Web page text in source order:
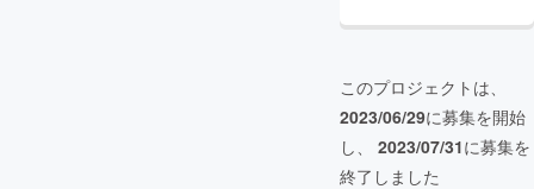
このプロジェクトは、
2023/06/29に募集を開始
し、 2023/07/31に募集を
終了しました